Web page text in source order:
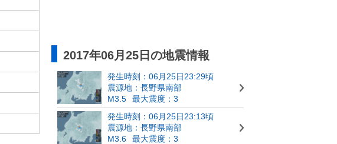
2017年06月25日の地震情報
発生時刻：06月25日23:29頃
震源地：長野県南部
M3.5
最大震度：3
発生時刻：06月25日23:13頃
震源地：長野県南部
M3.6
最大震度：3